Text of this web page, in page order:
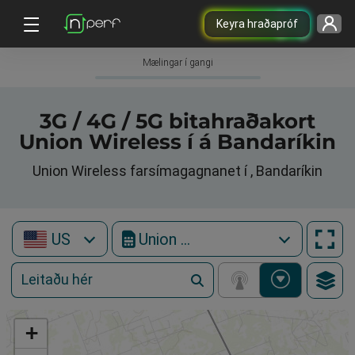
Keyra hraðapróf
Mælingar í gangi
3G / 4G / 5G bitahraðakort
Union Wireless í á Bandaríkin
Union Wireless farsímagagnanet í , Bandaríkin
US Union Wireless
+